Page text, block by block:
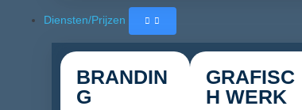
Diensten/Prijzen
BRANDIN
G
GRAFISC
H WERK